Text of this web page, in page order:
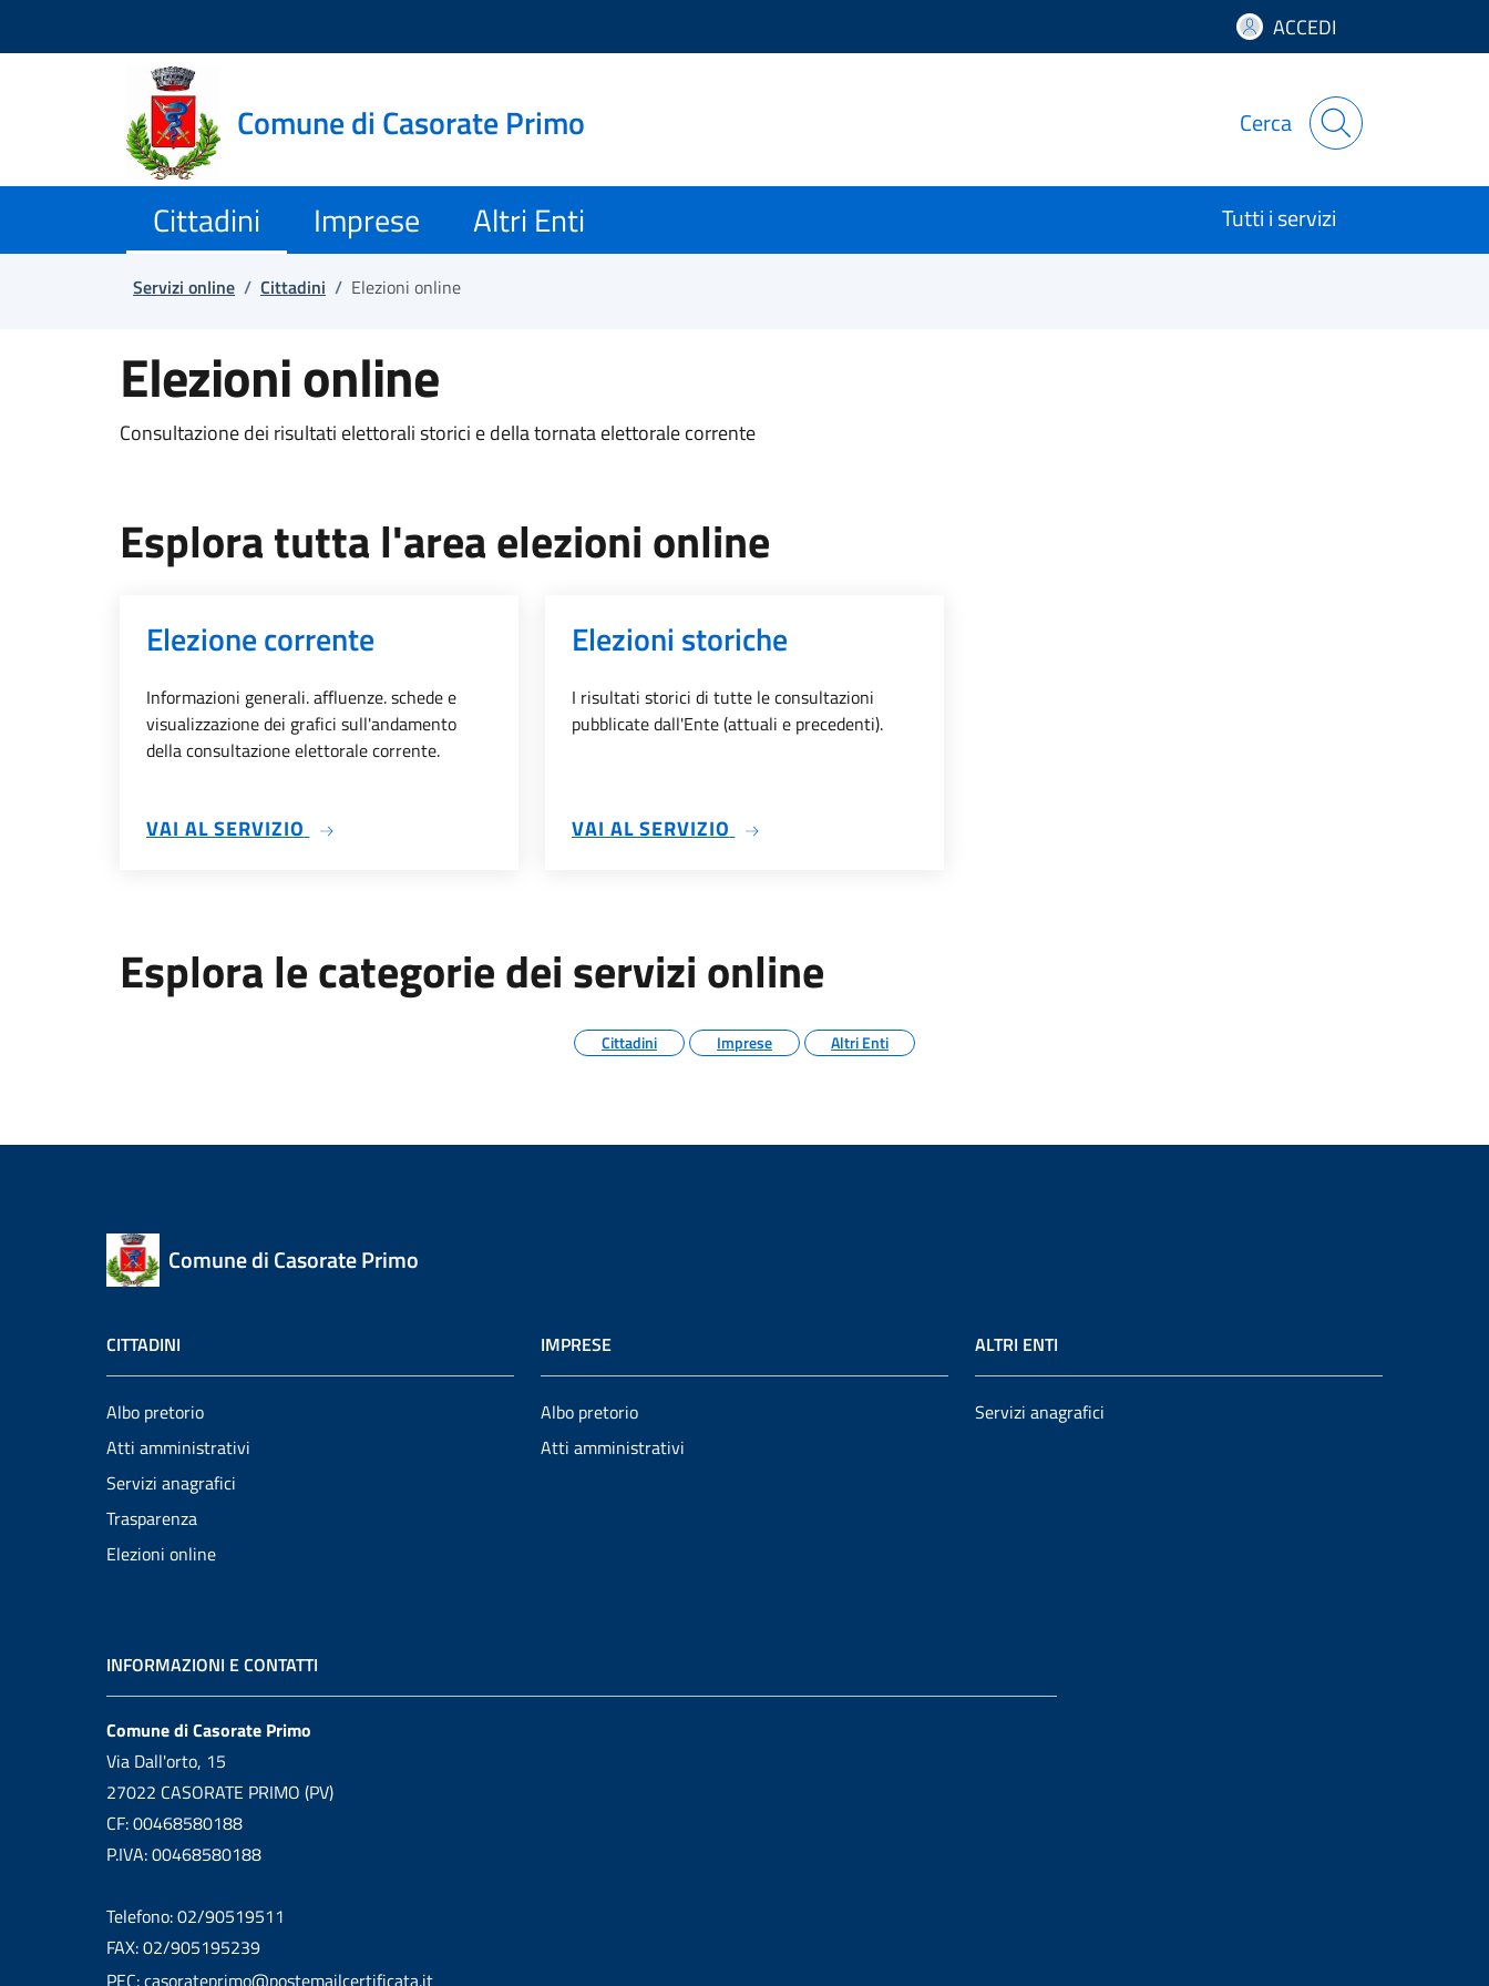
ACCEDI
Comune di Casorate Primo Cerca
Cittadini Imprese Altri Enti Tutti i servizi
Servizi online / Cittadini / Elezioni online
Elezioni online
Consultazione dei risultati elettorali storici e della tornata elettorale corrente
Esplora tutta l'area elezioni online
Elezione corrente
Informazioni generali. affluenze. schede e
visualizzazione dei grafici sull'andamento
della consultazione elettorale corrente.
VAI AL SERVIZIO SU ELEZIONE CORRENTE
Elezioni storiche
I risultati storici di tutte le consultazioni
pubblicate dall'Ente (attuali e precedenti).
VAI AL SERVIZIO SU ELEZIONI STORICHE
Esplora le categorie dei servizi online
Cittadini Imprese Altri Enti
Comune di Casorate Primo
CITTADINI
Albo pretorio
Atti amministrativi
Servizi anagrafici
Trasparenza
Elezioni online
IMPRESE
Albo pretorio
Atti amministrativi
ALTRI ENTI
Servizi anagrafici
INFORMAZIONI E CONTATTI
Comune di Casorate Primo
Via Dall'orto, 15
27022 CASORATE PRIMO (PV)
CF: 00468580188
P.IVA: 00468580188
Telefono: 02/90519511
FAX: 02/905195239
PEC: casorateprimo@postemailcertificata.it